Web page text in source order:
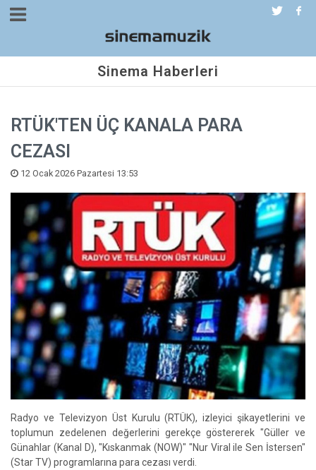
Sinema Haberleri
RTÜK'TEN ÜÇ KANALA PARA
CEZASI
12 Ocak 2026 Pazartesi 13:53
Radyo ve Televizyon Üst Kurulu (RTÜK), izleyici şikayetlerini ve
toplumun zedelenen değerlerini gerekçe göstererek "Güller ve
Günahlar (Kanal D), "Kıskanmak (NOW)" "Nur Viral ile Sen İstersen"
(Star TV) programlarına para cezası verdi.